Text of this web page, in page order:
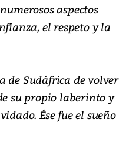
aspectos
el respeto y la
de Sudáfrica de volver
su propio laberinto y
Ése fue el sueño